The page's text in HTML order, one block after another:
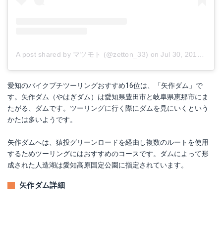
A post shared by マツモト (@zetton_33) onJul 30, 2018 at 7:38pm PDT
愛知のバイクプチツーリングおすすめ16位は、「矢作ダム」で
す。矢作ダム（やはぎダム）は愛知県豊田市と岐阜県恵那市にま
たがる、ダムです。ツーリングに行く際にダムを見にいくという
かたは多いようです。
矢作ダムへは、猿投グリーンロードを経由し複数のルートを使用
するためツーリングにはおすすめのコースです。ダムによって形
成された人造湖は愛知高原国定公園に指定されています。
矢作ダム詳細